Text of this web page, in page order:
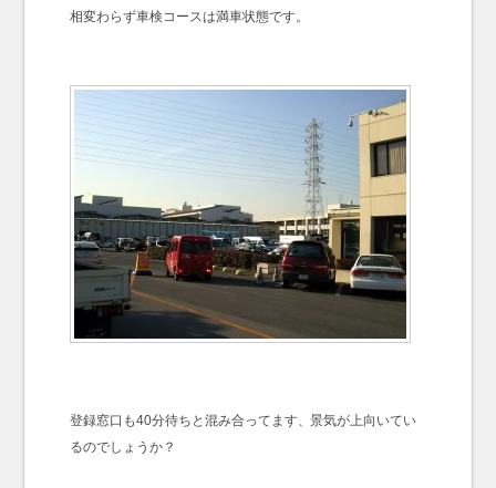
相変わらず車検コースは満車状態です。
登録窓口も40分待ちと混み合ってます、景気が上向いてい
るのでしょうか？